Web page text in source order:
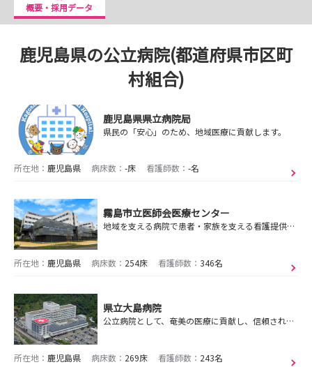
概要・採用データ
鹿児島県の公立病院(都道府県市区町
村組合)
鹿児島県県立病院局
県民の「安心」のため、地域医療に貢献します。
所在地： 鹿児島県 病床数： -床 看護師数： -名
霧島市立医師会医療センター
地域を支える病院で患者・家族を支える看護提供。不安を安心に変えるサポート体制！インターンシップにて雰囲気を感じませんか🌻🌸残業少なめプライベート充実🌸
所在地： 鹿児島県 病床数： 254床 看護師数： 346名
県立大島病院
公立病院として、奄美の医療に貢献し、信頼される病院を目指します。
所在地： 鹿児島県 病床数： 269床 看護師数： 243名